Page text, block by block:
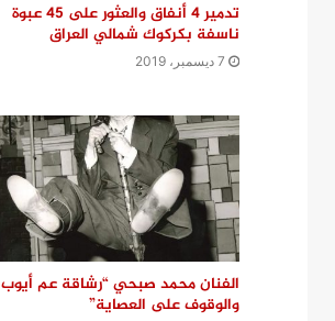
تدمير 4 أنفاق والعثور على 45 عبوة
ناسفة بكركوك شمالي العراق
7 ديسمبر، 2019
الفنان محمد صبحي “رشاقة عم أيوب
والوقوف على العصاية”